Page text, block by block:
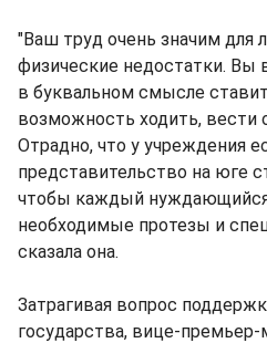
"Ваш труд очень значим
физические недостатки. Вы
в буквальном смысле
возможность ходить, вести
Отрадно, что у учреждения
представительство на юге
чтобы каждый нуждающийся
необходимые протезы и
сказала она.
Затрагивая вопрос
государства, вице-